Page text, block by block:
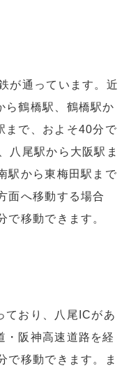
が通っています。近
ら鶴橋駅、鶴橋駅か
まで、およそ40分で
八尾駅から大阪駅ま
駅から東梅田駅まで
面へ移動する場合
で移動できます。
おり、八尾ICがあ
・阪神高速道路を経
で移動できます。ま